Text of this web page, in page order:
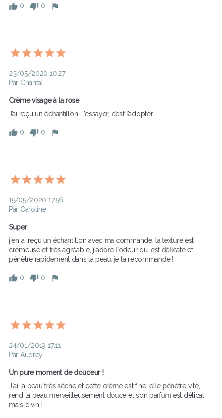
0 0
23/05/2020 10:27
Par Chantal
Crème visage à la rose
J’ai reçu un échantillon. L’essayer, c’est l’adopter
0 0
15/05/2020 17:56
Par Caroline
Super
j'en ai reçu un échantillon avec ma commande. la texture est
crémeuse et très agréable, j'adore l'odeur qui est délicate et
pénètre rapidement dans la peau. je la recommande !
0 0
24/01/2019 17:11
Par Audrey
Un pure moment de douceur !
J'ai la peau très sèche et cette crème est fine, elle pénètre vite,
rend la peau merveilleusement douce et son parfum est délicat
mais divin !